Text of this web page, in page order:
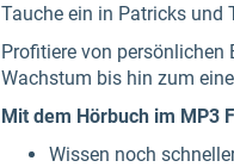
Tauche ein in Patricks und
Profitiere von
Wachstum bis hin zum
Mit dem Hörbuch im MP3
Wissen noch